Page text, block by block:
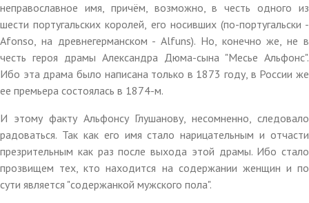
неправославное имя, причём, возможно, в честь одного из
шести португальских королей, его носивших (по-португальски -
Afonso, на древнегерманском - Alfuns). Но, конечно же, не в
честь героя драмы Александра Дюма-сына "Месье Альфонс".
Ибо эта драма было написана только в 1873 году, в России же
ее премьера состоялась в 1874-м.
И этому факту Альфонсу Глушанову, несомненно, следовало
радоваться. Так как его имя стало нарицательным и отчасти
презрительным как раз после выхода этой драмы. Ибо стало
прозвищем тех, кто находится на содержании женщин и по
сути является "содержанкой мужского пола".